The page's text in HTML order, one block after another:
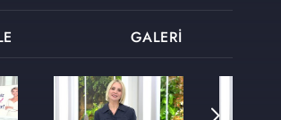
GALERİ